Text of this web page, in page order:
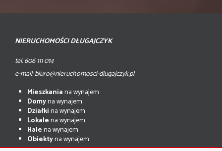
NIERUCHOMOŚCI DŁUGAJCZYK
tel. 606 111 014
e-mail: biuro@nieruchomosci-dlugajczyk.pl
Mieszkaniana wynajem
Domyna wynajem
Działkina wynajem
Lokalena wynajem
Halena wynajem
Obiektyna wynajem